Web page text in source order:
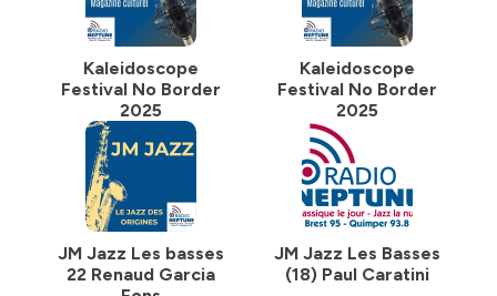
Kaleidoscope
Festival No Border
2025
Kaleidoscope
Festival No Border
2025
JM Jazz Les basses
22 Renaud Garcia
JM Jazz Les Basses
(18) Paul Caratini